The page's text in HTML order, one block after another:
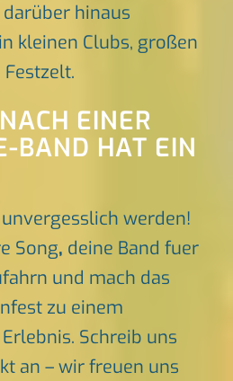
hinaus
kleinen Clubs, großen
EINER
BAND HAT EIN
werden!
Song, deine Band fuer
und mach das
zu einem
Schreib uns
an – wir freuen uns